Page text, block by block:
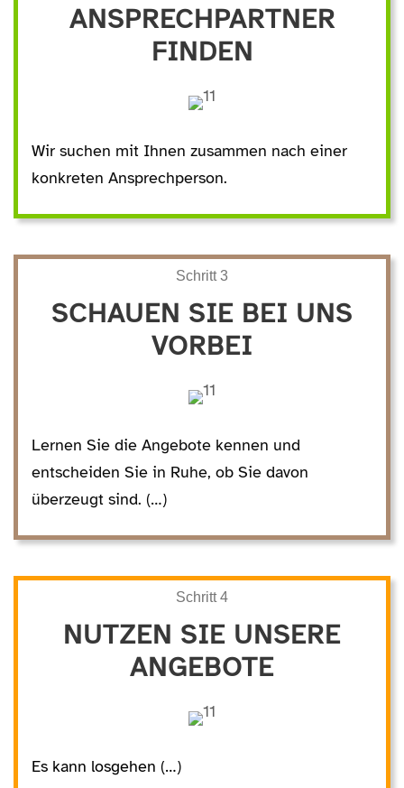
ANSPRECHPARTNER
FINDEN
Wir suchen mit Ihnen zusammen nach einer
konkreten Ansprechperson.
Schritt 3
SCHAUEN SIE BEI UNS
VORBEI
Lernen Sie die Angebote kennen und
entscheiden Sie in Ruhe, ob Sie davon
überzeugt sind. (…)
Schritt 4
NUTZEN SIE UNSERE
ANGEBOTE
Es kann losgehen (…)